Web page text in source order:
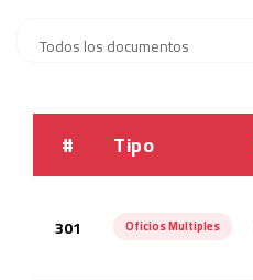
Todos los documentos
# Tipo
301 Oficios Multiples